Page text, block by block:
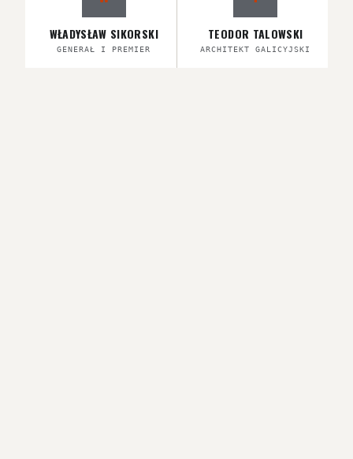
WŁADYSŁAW SIKORSKI
GENERAŁ I PREMIER
TEODOR TALOWSKI
ARCHITEKT GALICYJSKI